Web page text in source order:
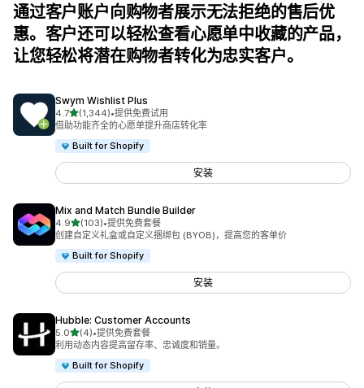
通过客户账户向购物者展示无法拒绝的售后优
惠。客户还可以轻松查看心愿单中收藏的产品，
让您轻松将潜在购物者转化为忠实客户。
Swym Wishlist Plus
4.7星（满分 5 星）
(1,344)
总共 1344 条评论
•提供免费试用
借助功能齐全的心愿单提升商店转化率
Built for Shopify
安装
Mix and Match Bundle Builder
4.9星（满分 5 星）
(103)
总共 103 条评论
•提供免费套餐
创建自定义礼盒或自定义捆绑包 (BYOB)，提高您的客单价
Built for Shopify
安装
Hubble: Customer Accounts
5.0星（满分 5 星）
(4)
总共 4 条评论
•提供免费套餐
利用动态内容提高留存率、忠诚度和销量。
Built for Shopify